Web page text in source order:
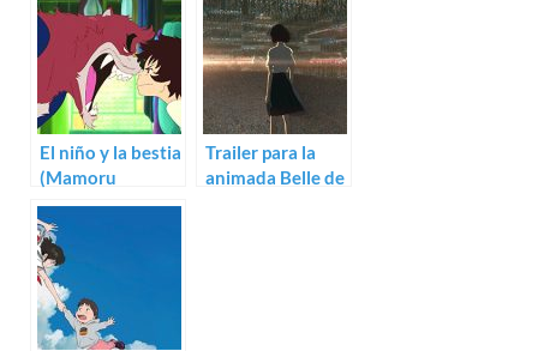
Boy and the
Beast
El niño y la bestia
(Mamoru
Hosoda)
Trailer para la
animada Belle de